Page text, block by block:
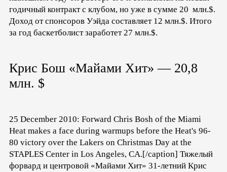
годичный контракт с клубом, но уже в сумме 20 млн.$.
Доход от спонсоров Уэйда составляет 12 млн.$. Итого
за год баскетболист заработет 27 млн.$.
Крис Бош «Майами Хит» — 20,8
млн. $
25 December 2010: Forward Chris Bosh of the Miami
Heat makes a face during warmups before the Heat's 96-
80 victory over the Lakers on Christmas Day at the
STAPLES Center in Los Angeles, CA.[/caption] Тяжелый
форвард и центровой «Майами Хит» 31-летний Крис